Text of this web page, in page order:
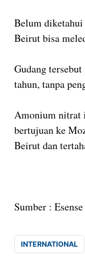
Belum diketahui
Beirut bisa
Gudang
tahun, tanpa
Amonium nitrat
bertujuan ke
Beirut dan
Sumber : Esense
INTERNATIONAL